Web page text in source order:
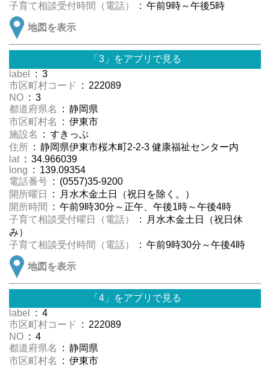
子育て相談受付時間（電話）
: 午前9時～午後5時
地図を表示
「3」をアプリで見る
label
: 3
市区町村コード
: 222089
NO : 3
都道府県名
: 静岡県
市区町村名
: 伊東市
施設名
: すきっぷ
住所 : 静岡県伊東市桜木町2-2-3 健康福祉センター内
lat : 34.966039
long : 139.09354
電話番号 : (0557)35-9200
開所曜日
: 月水木金土日（祝日を除く。）
開所時間
: 午前9時30分～正午、午後1時～午後4時
子育て相談受付曜日（電話）
: 月水木金土日（祝日休
み）
子育て相談受付時間（電話）
: 午前9時30分～午後4時
地図を表示
「4」をアプリで見る
label
: 4
市区町村コード
: 222089
NO : 4
都道府県名
: 静岡県
市区町村名
: 伊東市